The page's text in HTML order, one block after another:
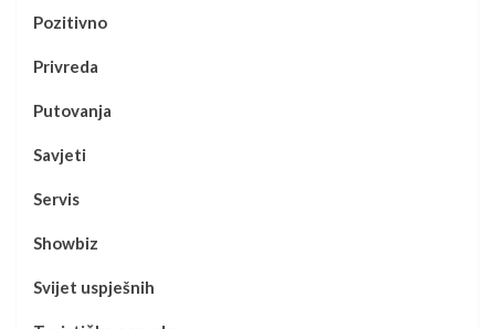
Pozitivno
Privreda
Putovanja
Savjeti
Servis
Showbiz
Svijet uspješnih